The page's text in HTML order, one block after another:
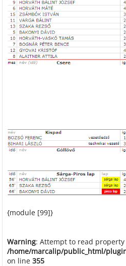
{module [99]}
Warning: Attempt to read
/home/marcalip/public_html/
on line 355